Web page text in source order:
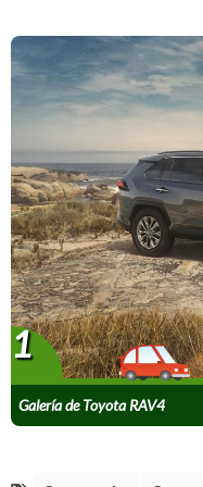
Galería de Toyota RAV4
1